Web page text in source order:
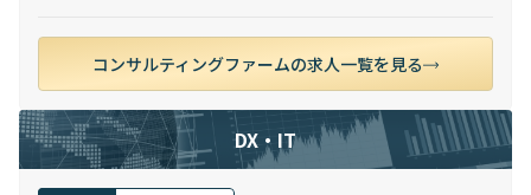
コンサルティングファームの求人一覧を見る
DX・IT